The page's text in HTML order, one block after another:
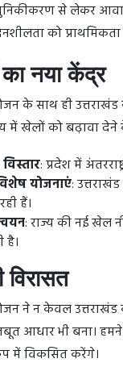
से लेकर
को
नया केंद्र
के साथ ही
में खेलों को बढ़ावा
: प्रदेश में
योजनाएं:
हैं।
: राज्य की नई खेल
है।
विरासत
ने न केवल उत्तराखंड
आधार भी बना।
में विकसित करेंगे।